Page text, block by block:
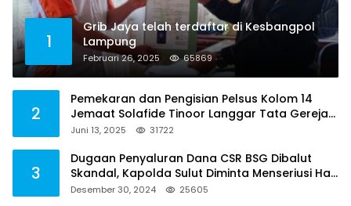
1
Grib Jaya telah terdaftar di Kesbangpol
Lampung
Februari 26, 2025 65869
2
Pemekaran dan Pengisian Pelsus Kolom 14
Jemaat Solafide Tinoor Langgar Tata Gereja
2021, Toreh : Ini Perbuatan Melawan Hukum
Juni 13, 2025 31722
3
Dugaan Penyaluran Dana CSR BSG Dibalut
Skandal, Kapolda Sulut Diminta Menseriusi Hal
ini
Desember 30, 2024 25605